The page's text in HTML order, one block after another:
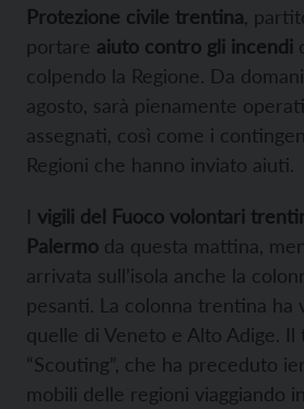
Protezione civile trentina ,
portare aiuto contro gli incendi
colpendo la Regione. Da
agosto, sarà pienamente
assegnati, così come i
Regioni che hanno inviato aiuti.
I vigili del Fuoco volontari
Palermo da questa mattina,
arrivata sull’isola anche la
pesanti. La colonna trentina ha
quelle di Veneto e Alto Adige. Il
“Scouting”, che ha preceduto
mobili delle regioni viaggiando